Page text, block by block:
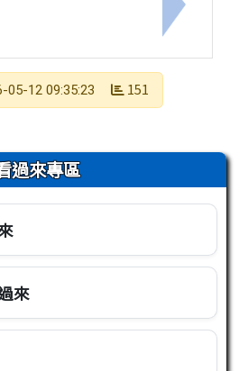
國立羅東高級中學辦理「Notion
下一筆：
05-12 09:35:23 151
過來專區
來